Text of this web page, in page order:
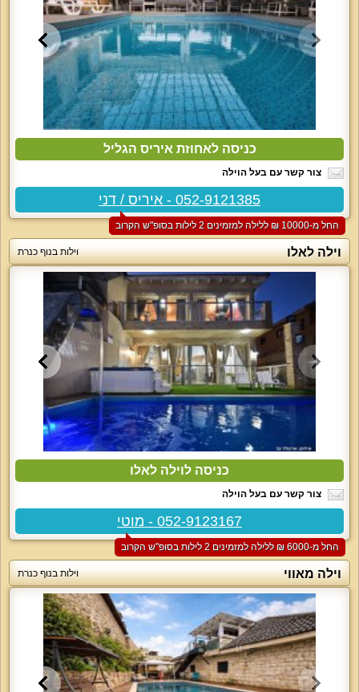
כניסה לאחוזת איריס הגליל
צור קשר עם בעל הוילה
052-9121385 - איריס / דני
החל מ-‏10000 ₪ ללילה למזמינים 2 לילות בסופ"ש הקרוב
וילה לאלו וילות בנוף כנרת
כניסה לוילה לאלו
צור קשר עם בעל הוילה
052-9123167 - מוטי
החל מ-‏6000 ₪ ללילה למזמינים 2 לילות בסופ"ש הקרוב
וילה מאווי וילות בנוף כנרת